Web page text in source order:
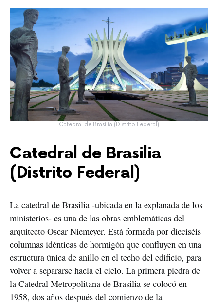
Catedral de Brasilia (Distrito Federal)
Catedral de Brasilia
(Distrito Federal)
La catedral de Brasilia -ubicada en la explanada de los
ministerios- es una de las obras emblemáticas del
arquitecto Oscar Niemeyer. Está formada por dieciséis
columnas idénticas de hormigón que confluyen en una
estructura única de anillo en el techo del edificio, para
volver a separarse hacia el cielo. La primera piedra de
la Catedral Metropolitana de Brasilia se colocó en
1958, dos años después del comienzo de la